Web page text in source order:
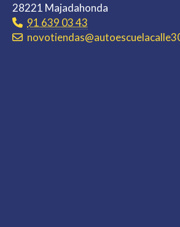
28221 Majadahonda
91 639 03 43
novotiendas